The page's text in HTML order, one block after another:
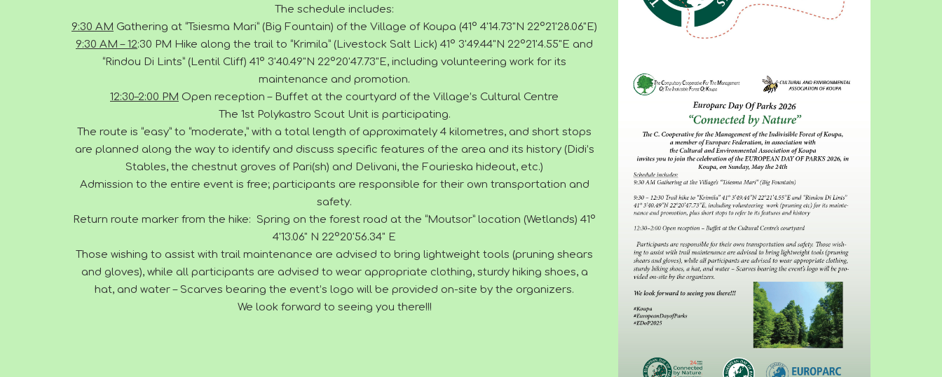
The schedule includes:
9:30 AM Gathering at “Tsiesma Mari” (Big Fountain) of the Village of Koupa (41° 4'14.73"N 22°21'28.06"E)
9:30 AM – 12:30 PM Hike along the trail to “Krimila” (Livestock Salt Lick) 41° 3'49.44"N 22°21'4.55"E and
“Rindou Di Lints” (Lentil Cliff) 41° 3'40.49"N 22°20'47.73"E, including volunteering work for its
maintenance and promotion.
12:30–2:00 PM Open reception – Buffet at the courtyard of the Village’s Cultural Centre
The 1st Polykastro Scout Unit is participating.
The route is “easy” to “moderate,” with a total length of approximately 4 kilometres, and short stops
are planned along the way to identify and discuss specific features of the area and its history (Didi’s
Stables, the chestnut groves of Pari(sh) and Delivani, the Fourieska hideout, etc.)
Admission to the entire event is free; participants are responsible for their own transportation and
safety.
Return route marker from the hike: Spring on the forest road at the “Moutsor” location (Wetlands) 41°
4'13.06" N 22°20'56.34" E
Those wishing to assist with trail maintenance are advised to bring lightweight tools (pruning shears
and gloves), while all participants are advised to wear appropriate clothing, sturdy hiking shoes, a
hat, and water – Scarves bearing the event’s logo will be provided on-site by the organizers.
We look forward to seeing you there!!!